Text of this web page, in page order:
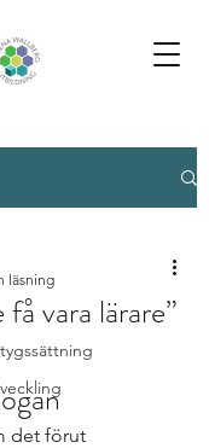
vara lärare”
läsning
det förut